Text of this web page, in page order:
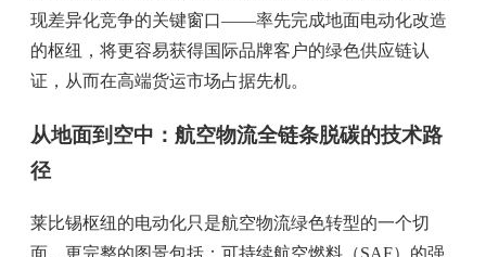
现差异化竞争的关键窗口——率先完成地面电动化改造
的枢纽，将更容易获得国际品牌客户的绿色供应链认
证，从而在高端货运市场占据先机。
从地面到空中：航空物流全链条脱碳的技术路
径
莱比锡枢纽的电动化只是航空物流绿色转型的一个切